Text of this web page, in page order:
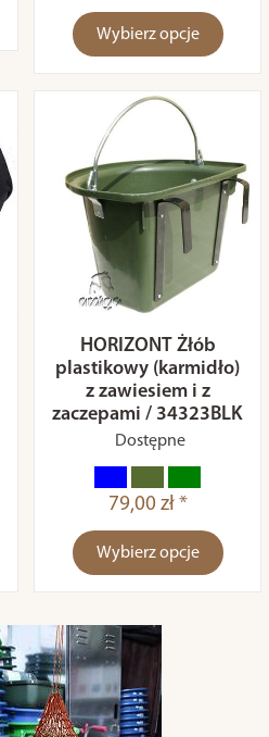
Wybierz opcje
HORIZONT Żłób
plastikowy (karmidło)
z zawiesiem i z
zaczepami / 34323BLK
Dostępne
79,00 zł *
Wybierz opcje